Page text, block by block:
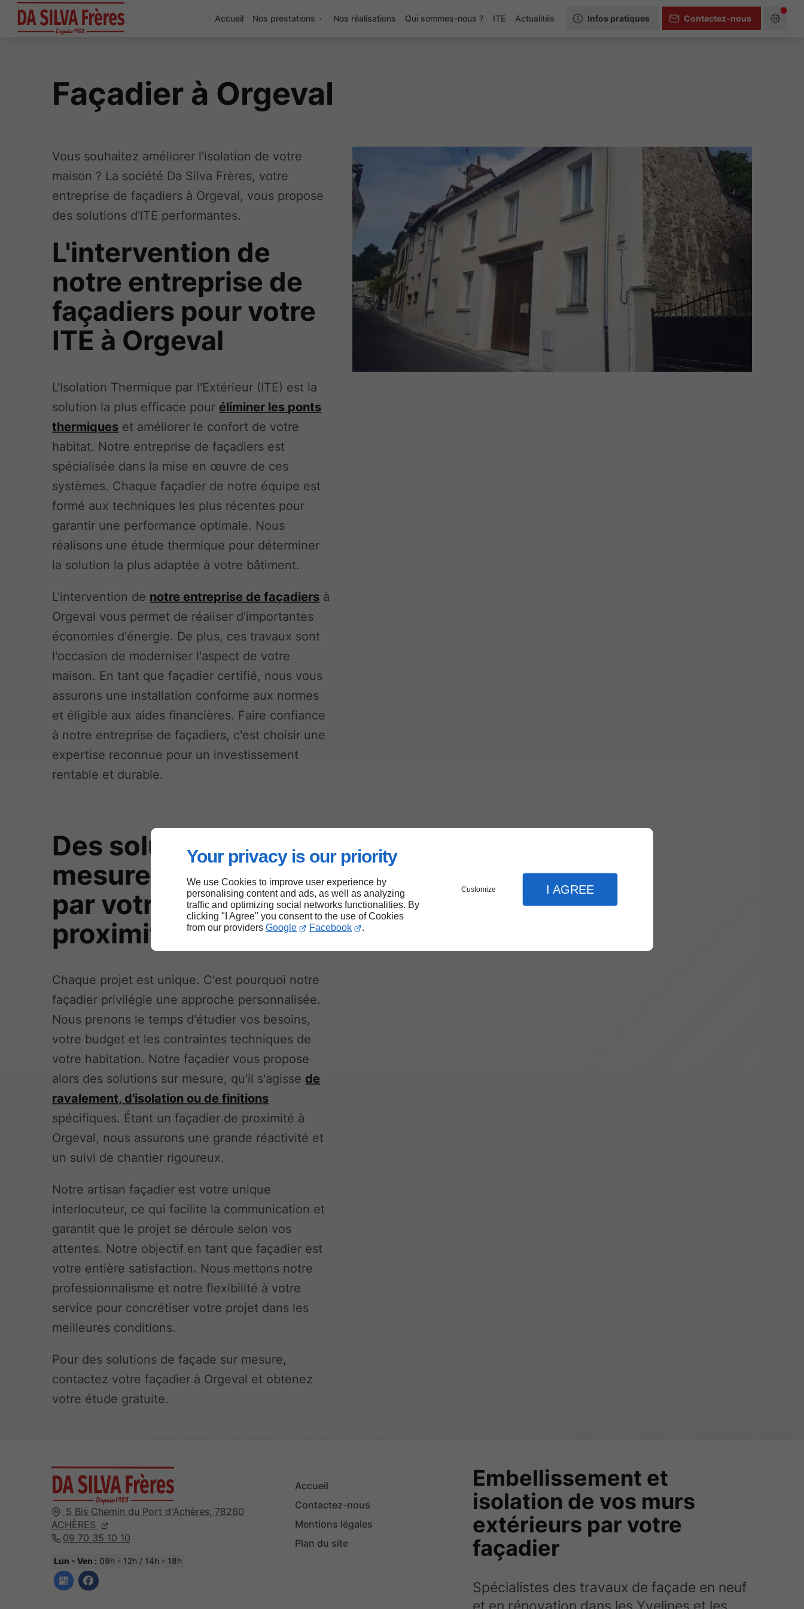
Your privacy is our priority
We use Cookies to improve user experience by
personalising content and ads, as well as analyzing
traffic and optimizing social networks functionalities. By
clicking "I Agree" you consent to the use of Cookies
from our providers Google Facebook .
Customize I AGREE
Accueil Nos prestations Nos réalisations Qui sommes-nous ? ITE Actualités Infos pratiques Contactez-nous
Façadier à Orgeval
Vous souhaitez améliorer l'isolation de votre
maison ? La société Da Silva Frères, votre
entreprise de façadiers à Orgeval, vous propose
des solutions d'ITE performantes.
L'intervention de
notre entreprise de
façadiers pour votre
ITE à Orgeval
L'Isolation Thermique par l'Extérieur (ITE) est la
solution la plus efficace pour éliminer les ponts
thermiques et améliorer le confort de votre
habitat. Notre entreprise de façadiers est
spécialisée dans la mise en œuvre de ces
systèmes. Chaque façadier de notre équipe est
formé aux techniques les plus récentes pour
garantir une performance optimale. Nous
réalisons une étude thermique pour déterminer
la solution la plus adaptée à votre bâtiment.
L'intervention de notre entreprise de façadiers à
Orgeval vous permet de réaliser d'importantes
économies d'énergie. De plus, ces travaux sont
l'occasion de moderniser l'aspect de votre
maison. En tant que façadier certifié, nous vous
assurons une installation conforme aux normes
et éligible aux aides financières. Faire confiance
à notre entreprise de façadiers, c'est choisir une
expertise reconnue pour un investissement
rentable et durable.
Des solutions sur
mesure proposées
par votre façadier de
proximité
Chaque projet est unique. C'est pourquoi notre
façadier privilégie une approche personnalisée.
Nous prenons le temps d'étudier vos besoins,
votre budget et les contraintes techniques de
votre habitation. Notre façadier vous propose
alors des solutions sur mesure, qu'il s'agisse de
ravalement, d'isolation ou de finitions
spécifiques. Étant un façadier de proximité à
Orgeval, nous assurons une grande réactivité et
un suivi de chantier rigoureux.
Notre artisan façadier est votre unique
interlocuteur, ce qui facilite la communication et
garantit que le projet se déroule selon vos
attentes. Notre objectif en tant que façadier est
votre entière satisfaction. Nous mettons notre
professionnalisme et notre flexibilité à votre
service pour concrétiser votre projet dans les
meilleures conditions.
Pour des solutions de façade sur mesure,
contactez votre façadier à Orgeval et obtenez
votre étude gratuite.
5 Bis Chemin du Port d'Achères, 78260
ACHÈRES
09 70 35 10 10
Lun - Ven : 09h - 12h / 14h - 18h
Accueil
Contactez-nous
Mentions légales
Plan du site
Embellissement et
isolation de vos murs
extérieurs par votre
façadier
Spécialistes des travaux de façade en neuf
et en rénovation dans les Yvelines et les